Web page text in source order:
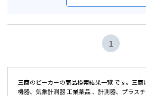
1
三商のビーカーの商品検索結果一覧 です。三
機器、気象計測器 工業薬品 、計測器、プラス